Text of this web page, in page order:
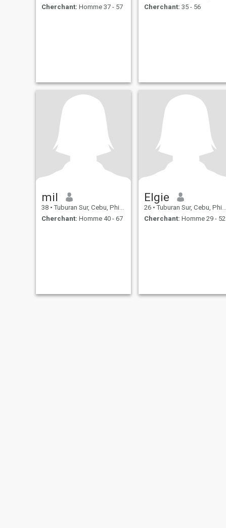
Cherchant: Homme 37 - 57
Cherchant: 35 - 56
mil
38 • Tuburan Sur, Cebu, Philippines
Cherchant: Homme 40 - 67
Elgie
26 • Tuburan Sur, Cebu, Philippines
Cherchant: Homme 29 - 52